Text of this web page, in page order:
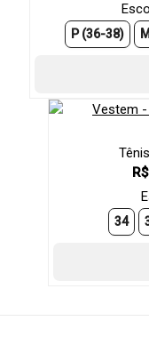
P (36-38)
34